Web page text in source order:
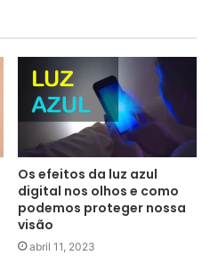
Os efeitos da luz azul
digital nos olhos e como
podemos proteger nossa
visão
abril 11, 2023